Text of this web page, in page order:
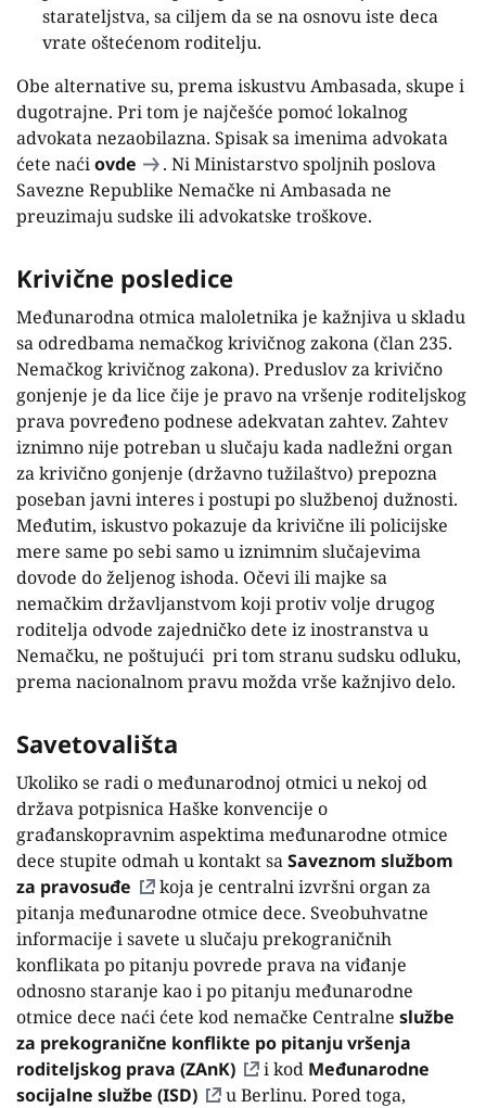
starateljstva, sa ciljem da se na osnovu iste deca
vrate oštećenom roditelju.
Obe alternative su, prema iskustvu Ambasada, skupe i
dugotrajne. Pri tom je najčešće pomoć lokalnog
advokata nezaobilazna. Spisak sa imenima advokata
ćete naćiovde
. Ni Ministarstvo spoljnih poslova
Savezne Republike Nemačke ni Ambasada ne
preuzimaju sudske ili advokatske troškove.
Krivične posledice
Međunarodna otmica maloletnika je kažnjiva u skladu
sa odredbama nemačkog krivičnog zakona (član 235.
Nemačkog krivičnog zakona). Preduslov za krivično
gonjenje je da lice čije je pravo na vršenje roditeljskog
prava povređeno podnese adekvatan zahtev. Zahtev
iznimno nije potreban u slučaju kada nadležni organ
za krivično gonjenje (državno tužilaštvo) prepozna
poseban javni interes i postupi po službenoj dužnosti.
Međutim, iskustvo pokazuje da krivične ili policijske
mere same po sebi samo u iznimnim slučajevima
dovode do željenog ishoda. Očevi ili majke sa
nemačkim državljanstvom koji protiv volje drugog
roditelja odvode zajedničko dete iz inostranstva u
Nemačku, ne poštujući pri tom stranu sudsku odluku,
prema nacionalnom pravu možda vrše kažnjivo delo.
Savetovališta
Ukoliko se radi o međunarodnoj otmici u nekoj od
država potpisnica Haške konvencije o
građanskopravnim aspektima međunarodne otmice
dece stupite odmah u kontakt saSaveznom službom
za pravosuđe
koja je centralni izvršni organ za
pitanja međunarodne otmice dece. Sveobuhvatne
informacije i savete u slučaju prekograničnih
konflikata po pitanju povrede prava na viđanje
odnosno staranje kao i po pitanju međunarodne
otmice dece naći ćete kod nemačke Centralne službe
za prekogranične konflikte po pitanju vršenja
roditeljskog prava (ZAnK)
i kod Međunarodne
socijalne službe (ISD)
u Berlinu. Pored toga,